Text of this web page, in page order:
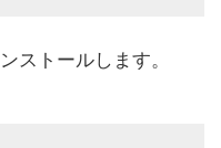
ストールします。